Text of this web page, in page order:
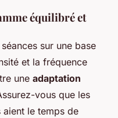
équilibré et
sur une base
et la fréquence
une adaptation
vous que les
le temps de